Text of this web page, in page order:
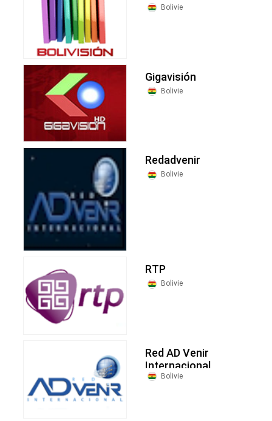
Bolivie
Gigavisión
Bolivie
Redadvenir
Bolivie
RTP
Bolivie
Red AD Venir
Internacional
Bolivie